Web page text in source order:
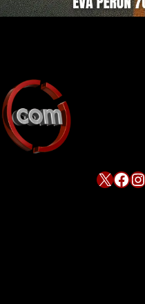
X Facebook Instagram